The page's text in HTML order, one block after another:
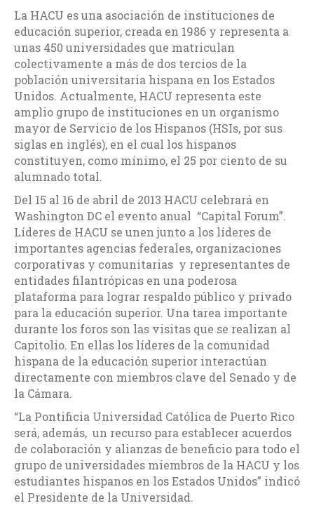
La HACU es una asociación de instituciones de
educación superior, creada en 1986 y representa a
unas 450 universidades que matriculan
colectivamente a más de dos tercios de la
población universitaria hispana en los Estados
Unidos. Actualmente, HACU representa este
amplio grupo de instituciones en un organismo
mayor de Servicio de los Hispanos (HSIs, por sus
siglas en inglés), en el cual los hispanos
constituyen, como mínimo, el 25 por ciento de su
alumnado total.
Del 15 al 16 de abril de 2013 HACU celebrará en
Washington DC el evento anual “Capital Forum”.
Líderes de HACU se unen junto a los líderes de
importantes agencias federales, organizaciones
corporativas y comunitarias y representantes de
entidades filantrópicas en una poderosa
plataforma para lograr respaldo público y privado
para la educación superior. Una tarea importante
durante los foros son las visitas que se realizan al
Capitolio. En ellas los líderes de la comunidad
hispana de la educación superior interactúan
directamente con miembros clave del Senado y de
la Cámara.
“La Pontificia Universidad Católica de Puerto Rico
será, además, un recurso para establecer acuerdos
de colaboración y alianzas de beneficio para todo el
grupo de universidades miembros de la HACU y los
estudiantes hispanos en los Estados Unidos” indicó
el Presidente de la Universidad.